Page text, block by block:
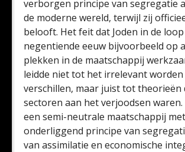
verborgen principe van segregatie
de moderne wereld, terwijl zij
belooft. Het feit dat Joden in de
negentiende eeuw bijvoorbeeld op
plekken in de maatschappij
leidde niet tot het irrelevant worden
verschillen, maar juist tot theorieën
sectoren aan het verjoodsen
een semi-neutrale maatschappij
onderliggend principe van
van assimilatie en economische